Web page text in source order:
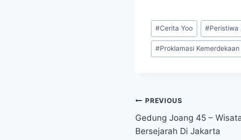
e
b
o
o
t
e
r
t
s
A
p
p
e
r
Post
Tags:
#Cerita Yoo #Peristiwa
#Proklamasi
Post
navigation
PREVIOUS
Gedung Joang 45 –
Bersejarah Di Jakarta